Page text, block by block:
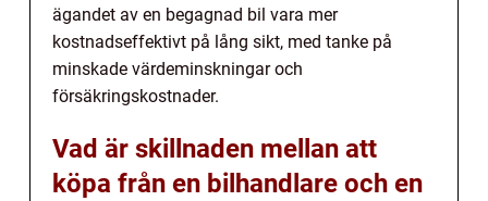
ägandet av en begagnad bil vara mer
kostnadseffektivt på lång sikt, med tanke på
minskade värdeminskningar och
försäkringskostnader.
Vad är skillnaden mellan att
köpa från en bilhandlare och en